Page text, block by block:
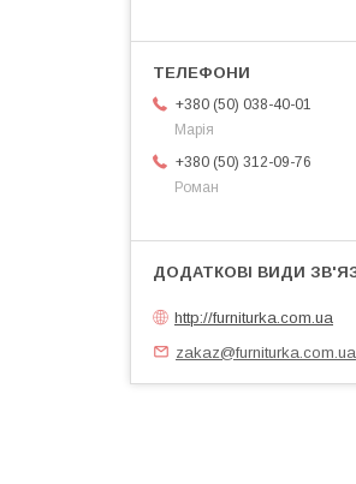
+380 (50) 038-40-01
Марія
+380 (50) 312-09-76
Роман
http://furniturka.com.ua
zakaz@furniturka.com.ua